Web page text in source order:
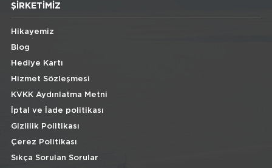
ŞIRKETIMIZ
Hikayemiz
Blog
Hediye Kartı
Hizmet Sözleşmesi
KVKK Aydınlatma Metni
İptal ve İade politikası
Gizlilik Politikası
Çerez Politikası
Sıkça Sorulan Sorular